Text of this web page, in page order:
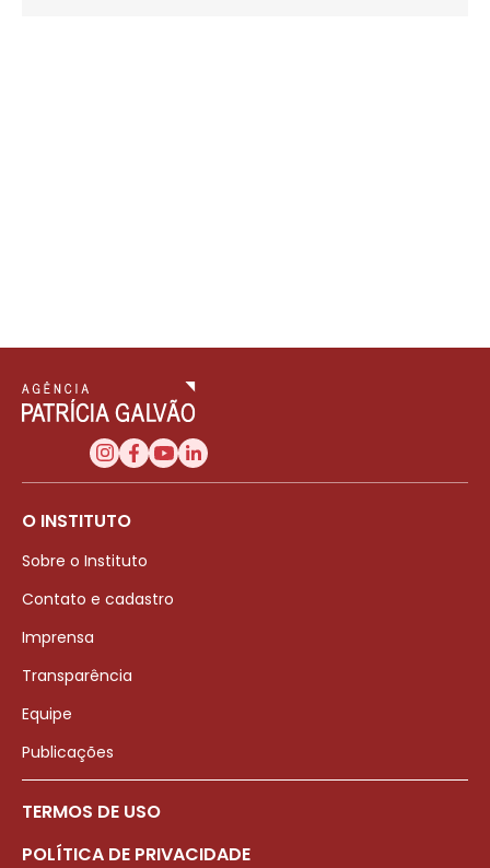
O INSTITUTO
Sobre o Instituto
Contato e cadastro
Imprensa
Transparência
Equipe
Publicações
TERMOS DE USO
POLÍTICA DE PRIVACIDADE